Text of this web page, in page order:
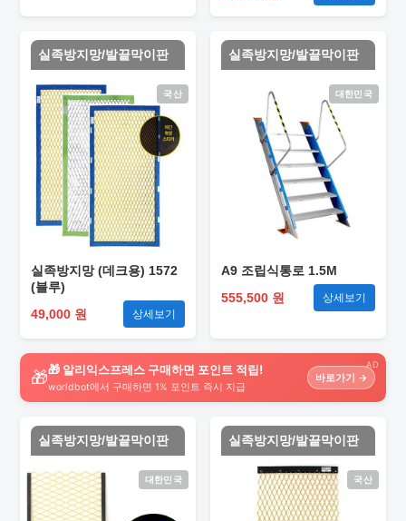
실족방지망/발끝막이판
국산
실족방지망 (데크용) 1572
(블루)
49,000 원
상세보기
실족방지망/발끝막이판
대한민국
A9 조립식통로 1.5M
555,500 원
상세보기
AD
🎁🎁 알리익스프레스 구매하면 포인트 적립!
worldbot에서 구매하면 1% 포인트 즉시 지급
바로가기 →
실족방지망/발끝막이판
대한민국
실족방지망/발끝막이판
국산